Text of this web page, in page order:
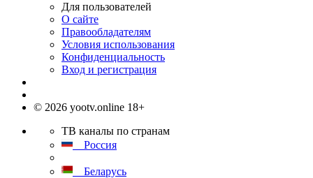
Для пользователей
О сайте
Правообладателям
Условия использования
Конфиденциальность
Вход и регистрация
© 2026 yootv.online 18+
ТВ каналы по странам
Россия
Беларусь